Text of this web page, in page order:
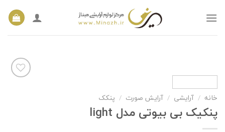
خانه / آرایشی / آرایش صورت / پنکک
پنکیک بی بیوتی مدل light